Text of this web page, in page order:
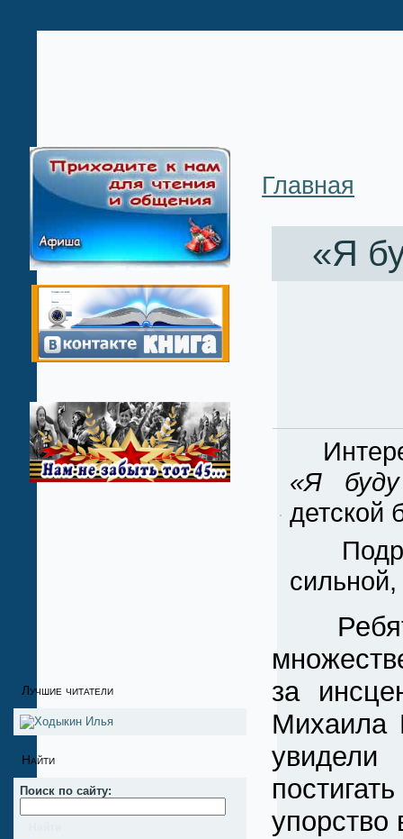
Лучшие читатели
Найти
Поиск по сайту:
Главная
«Я
«Я
детской
за
Михаила
увидели